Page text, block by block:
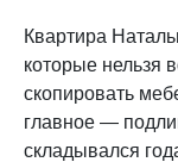
Квартира
которые нельзя
скопировать
главное —
складывался